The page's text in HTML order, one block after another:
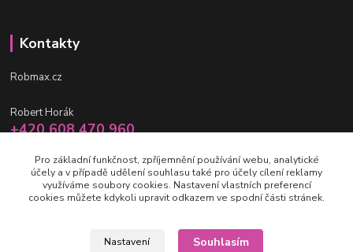
Kontakty
Robmax.cz
Robert Horák
+420 608 470 960
info@robmax.cz
Pro základní funkčnost, zpříjemnění používání webu, analytické
účely a v případě udělení souhlasu také pro účely cílení reklamy
využíváme soubory cookies. Nastavení vlastních preferencí
cookies můžete kdykoli upravit odkazem ve spodní části stránek.
Nastavení Souhlasím